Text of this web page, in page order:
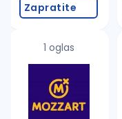
Zapratite
1 oglas